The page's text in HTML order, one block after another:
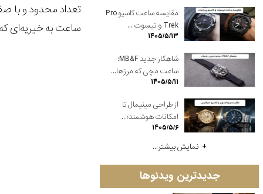
تعداد محدود و با
ساعت به خیریه‌ای
مقایسه ساعت کاسیو Pro
Trek و تیسوت ...
۱۴۰۵/۵/۱۳
شاهکار جدید MB&F:
ساعت مچی که مرزها...
۱۴۰۵/۵/۱۱
از طراحی مینیمال تا
امکانات هوشمند؛...
۱۴۰۵/۵/۶
نمایش بیشتر...
جدیدترین ویدئوها